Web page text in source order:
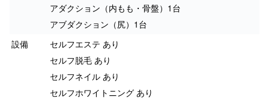
アダクション（内もも・骨盤）1台
アブダクション（尻）1台
設備
セルフエステ あり
セルフ脱毛 あり
セルフネイル あり
セルフホワイトニング あり